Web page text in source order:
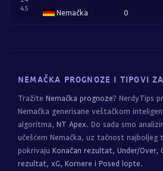
45
Nemačka
0
NEMAČKA PROGNOZE I TIPOVI
Tražite Nemačka prognoze? NerdyTips
Nemačka generisane veštačkom
algoritma, NT Apex. Do sada smo
učešćem Nemačka, uz tačnost najboljeg
pokrivaju Konačan rezultat, Under/Over,
rezultat, xG, Kornere i Posed lopte.